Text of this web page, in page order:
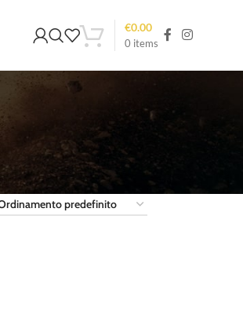
0 items
€0.00